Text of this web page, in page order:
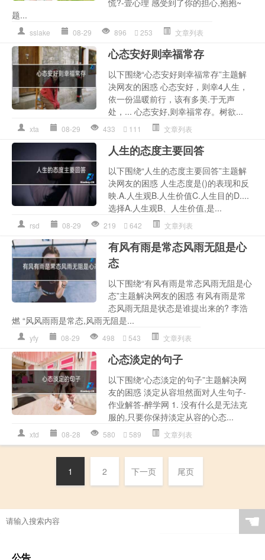
题...
sslake 08-29 896 253 文章列表
心态安好则幸福常存
以下围绕“心态安好则幸福常存”主题解
决网友的困惑 心态安好，则幸4人生，
依一份温暖前行，该有多美.于无声
处，... 心态安好,则幸福常存。树欲...
xta 08-29 433 111 文章列表
人生的态度主要回答
以下围绕“人生的态度主要回答”主题解
决网友的困惑 人生态度是()的表现和反
映.A.人生观B.人生价值C.人生目的D....
选择A.人生观B、人生价值,是...
rsd 08-29 219 642 文章列表
有风有雨是常态风雨无阻是心
态
以下围绕“有风有雨是常态风雨无阻是心
态”主题解决网友的困惑 有风有雨是常
态风雨无阻是状态是谁提出来的? 李浩
燃 “风风雨雨是常态,风雨无阻是...
yfy 08-29 498 543 文章列表
心态淡定的句子
以下围绕“心态淡定的句子”主题解决网
友的困惑 淡定从容坦然面对人生句子-
作业解答-醉学网 1. 没有什么是无法克
服的,只要你保持淡定从容的心态...
xtd 08-28 580 589 文章列表
1 2 下一页 尾页
☚
公告